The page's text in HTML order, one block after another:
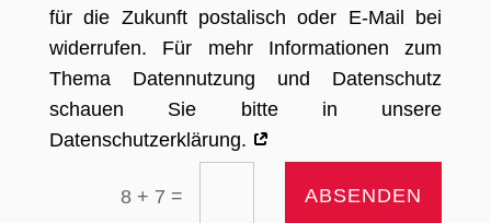
für die Zukunft postalisch oder E-Mail bei
widerrufen. Für mehr Informationen zum
Thema Datennutzung und Datenschutz
schauen Sie bitte in unsere
Datenschutzerklärung.
8 + 7 = ABSENDEN